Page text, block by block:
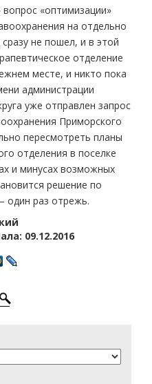
вопрос «оптимизации»
на отдельно
не пошел, и в этой
отделение
месте, и никто пока
администрации
уже отправлен запрос
Приморского
пересмотреть планы
отделения в поселке
и минусах возможных
решение по
один раз отрежь.
09.12.2016